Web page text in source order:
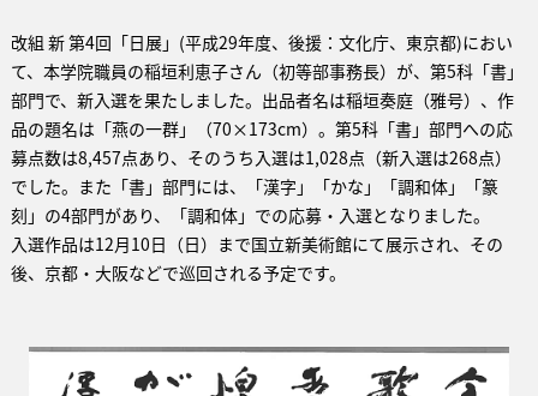
改組 新 第4回「日展」(平成29年度、後援：文化庁、東京都)におい
て、本学院職員の稲垣利恵子さん（初等部事務長）が、第5科「書」
部門で、新入選を果たしました。出品者名は稲垣奏庭（雅号）、作
品の題名は「燕の一群」（70×173cm）。第5科「書」部門への応
募点数は8,457点あり、そのうち入選は1,028点（新入選は268点）
でした。また「書」部門には、「漢字」「かな」「調和体」「篆
刻」の4部門があり、「調和体」での応募・入選となりました。
入選作品は12月10日（日）まで国立新美術館にて展示され、その
後、京都・大阪などで巡回される予定です。